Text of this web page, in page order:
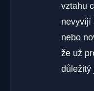
vztahu
nevyvíjí
nebo
že už
důležitý